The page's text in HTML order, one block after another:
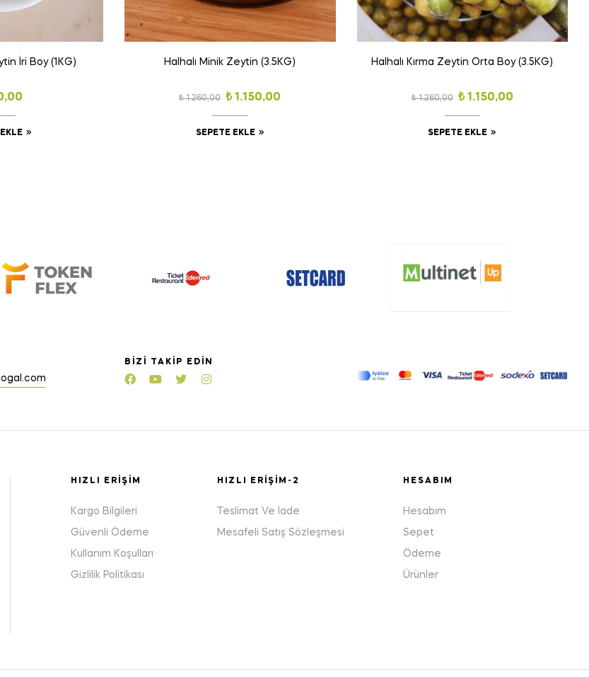
İri Boy (1KG) Halhalı Minik Zeytin (3.5KG)
₺1.260,00 ₺1.150,00
SEPETE EKLE
Halhalı Kırma Zeytin Orta Boy (3.5KG)
₺1.260,00 ₺1.150,00
SEPETE EKLE
BIZI TAKIP EDIN
HIZLI ERIŞIM
Kargo Bilgileri
Güvenli Ödeme
Kullanım Koşulları
Gizlilik Politikası
HIZLI ERIŞIM-2
Teslimat Ve İade
Mesafeli Satış Sözleşmesi
HESABIM
Hesabım
Sepet
Ödeme
Ürünler